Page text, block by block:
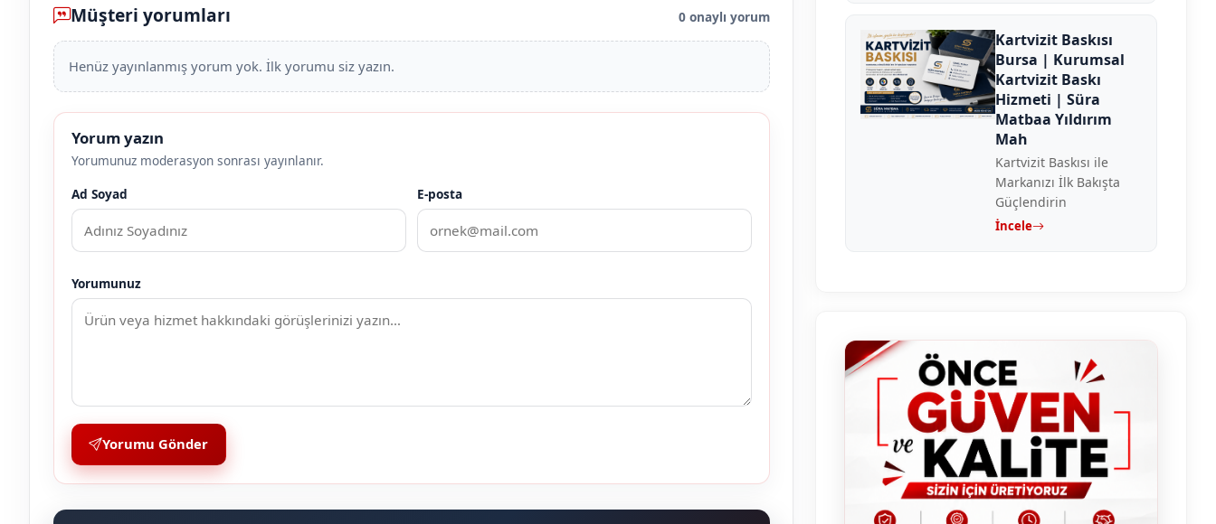
Müşteri yorumları 0 onaylı yorum
Henüz yayınlanmış yorum yok. İlk yorumu siz yazın.
Yorum yazın
Yorumunuz moderasyon sonrası yayınlanır.
Ad Soyad
E-posta
Yorumunuz
Yorumu Gönder
Kartvizit Baskısı
Bursa | Kurumsal
Kartvizit Baskı
Hizmeti | Süra
Matbaa Yıldırım
Mah
Kartvizit Baskısı ile
Markanızı İlk Bakışta
Güçlendirin
İncele